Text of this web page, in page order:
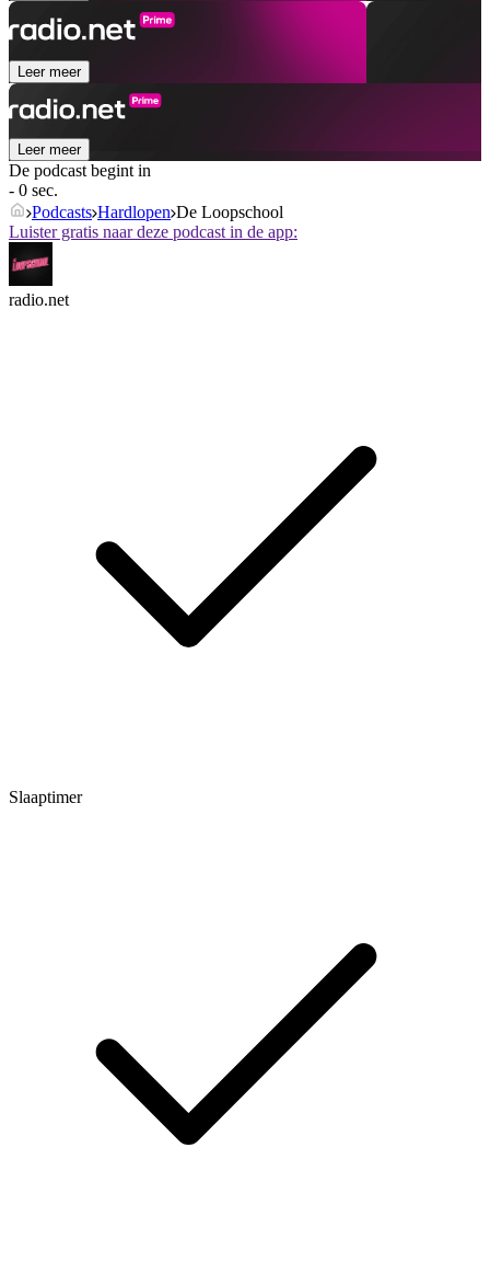
Leer meer
Leer meer
De podcast begint in
- 0 sec.
Podcasts Hardlopen De Loopschool
Luister gratis naar deze podcast in de app:
radio.net
Slaaptimer